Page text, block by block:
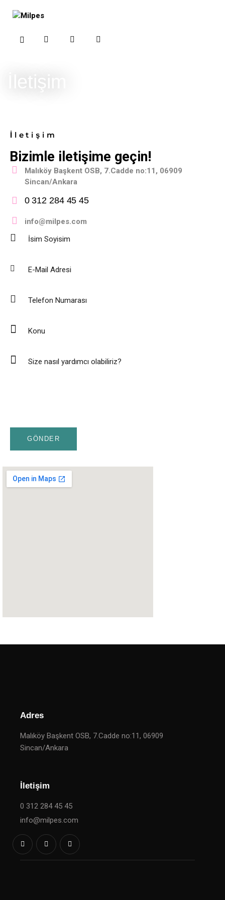
İletişim
Bizimle iletişime geçin!
Malıköy Başkent OSB, 7.Cadde no:11, 06909
Sincan/Ankara
0 312 284 45 45
info@milpes.com
Adres
Malıköy Başkent OSB, 7.Cadde no:11, 06909
Sincan/Ankara
İletişim
0 312 284 45 45
info@milpes.com